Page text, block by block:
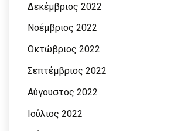
Δεκέμβριος 2022
Νοέμβριος 2022
Οκτώβριος 2022
Σεπτέμβριος 2022
Αύγουστος 2022
Ιούλιος 2022